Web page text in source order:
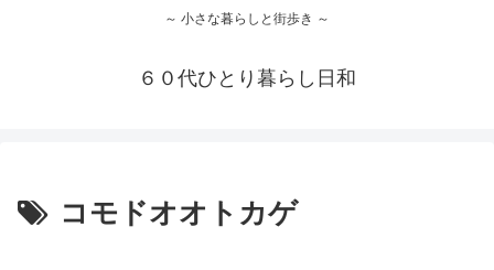
～ 小さな暮らしと街歩き ～
６０代ひとり暮らし日和
コモドオオトカゲ